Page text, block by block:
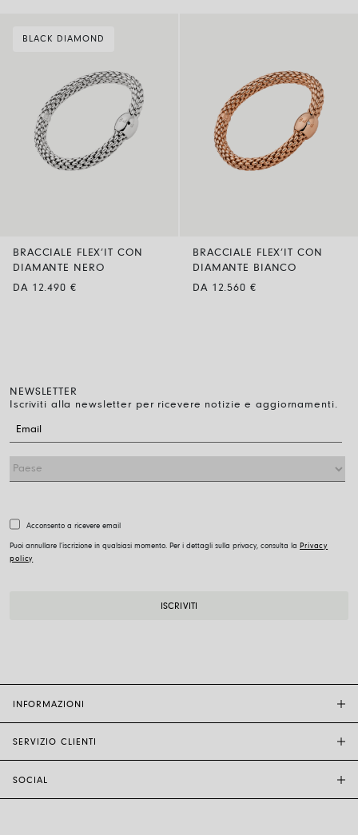
BLACK DIAMOND
BRACCIALE FLEX’IT CON
DIAMANTE NERO
DA 12.490 €
BRACCIALE FLEX’IT CON
DIAMANTE BIANCO
DA 12.560 €
NEWSLETTER
Iscriviti alla newsletter per ricevere notizie e aggiornamenti.
Acconsento a ricevere email
Puoi annullare l’iscrizione in qualsiasi momento. Per i dettagli sulla privacy, consulta la Privacy
policy
INFORMAZIONI
SERVIZIO CLIENTI
SOCIAL